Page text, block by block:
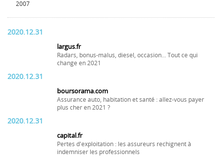
2007
2020.12.31
largus.fr
Radars, bonus-malus, diesel, occasion... Tout ce qui
change en 2021
2020.12.31
boursorama.com
Assurance auto, habitation et santé : allez-vous payer
plus cher en 2021 ?
2020.12.31
capital.fr
Pertes d'exploitation : les assureurs rechignent à
indemniser les professionnels